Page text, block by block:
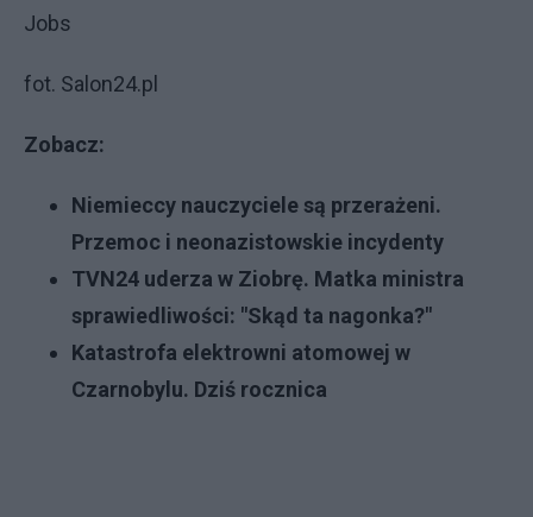
Jobs
fot. Salon24.pl
Zobacz:
Niemieccy nauczyciele są przerażeni.
Przemoc i neonazistowskie incydenty
TVN24 uderza w Ziobrę. Matka ministra
sprawiedliwości: "Skąd ta nagonka?"
Katastrofa elektrowni atomowej w
Czarnobylu. Dziś rocznica